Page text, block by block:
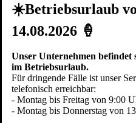
einen Termin an:
Frank Kurschus, Fachberater
nach Vereinbarung auch
genaues Aufmaß vor Ort
01590 4056342
Termin anfragen Preis anfragen
☀️Betriebsurlaub
14.08.2026 🍦
Unser Unternehmen befindet
im Betriebsurlaub.
Für dringende Fälle ist unser
telefonisch erreichbar:
- Montag bis Freitag von 9:00
- Montag bis Donnerstag von
Hoftor